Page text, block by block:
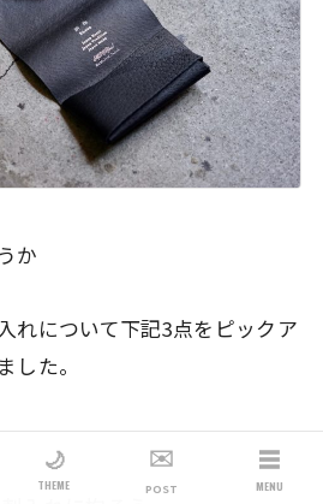
か
れについて下記3点をピックア
した。
🌙
THEME
✉️
POST
☰
MENU